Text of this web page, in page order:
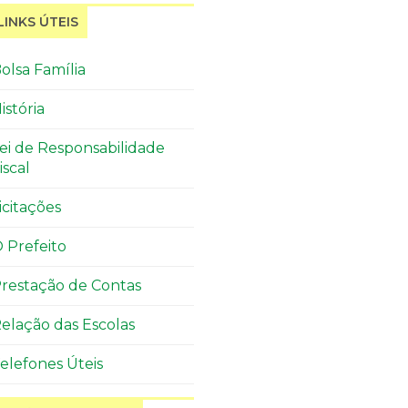
ÚTEIS
Família
de Responsabilidade
Prefeito
de Contas
das Escolas
Úteis